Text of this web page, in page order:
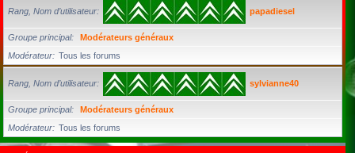
Rang, Nom d’utilisateur papadiesel
Groupe principal
Modérateurs généraux
Modérateur
Tous les forums
Rang, Nom d’utilisateur sylvianne40
Groupe principal
Modérateurs généraux
Modérateur
Tous les forums